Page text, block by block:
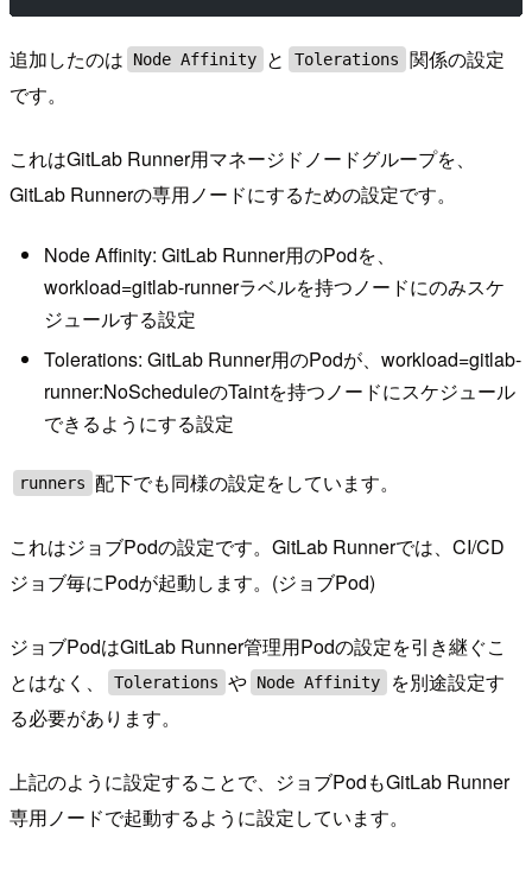
追加したのは Node Affinity と Tolerations
関係の設定
です。
これはGitLab Runner用マネージドノードグループを、
GitLab Runnerの専用ノードにするための設定です。
Node Affinity: GitLab Runner用のPodを、
workload=gitlab-runnerラベルを持つノードにのみスケ
ジュールする設定
Tolerations: GitLab Runner用のPodが、workload=gitlab-
runner:NoScheduleのTaintを持つノードにスケジュール
できるようにする設定
runners 配下でも同様の設定をしています。
これはジョブPodの設定です。GitLab Runnerでは、CI/CD
ジョブ毎にPodが起動します。(ジョブPod)
ジョブPodはGitLab Runner管理用Podの設定を引き継ぐこ
とはなく、
Tolerations や Node Affinity
を別途設定す
る必要があります。
上記のように設定することで、ジョブPodもGitLab Runner
専用ノードで起動するように設定しています。